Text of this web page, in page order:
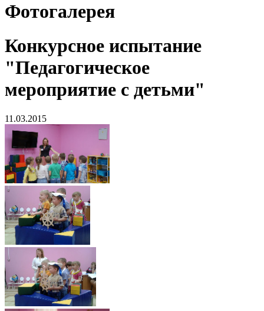
Фотогалерея
Конкурсное испытание
"Педагогическое
мероприятие с детьми"
11.03.2015